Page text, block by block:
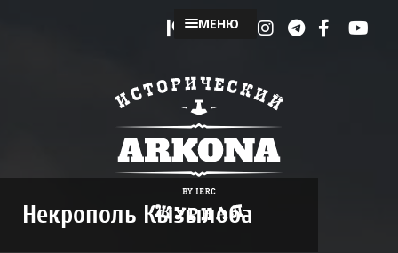
МЕНЮ
Некрополь Кызылоба